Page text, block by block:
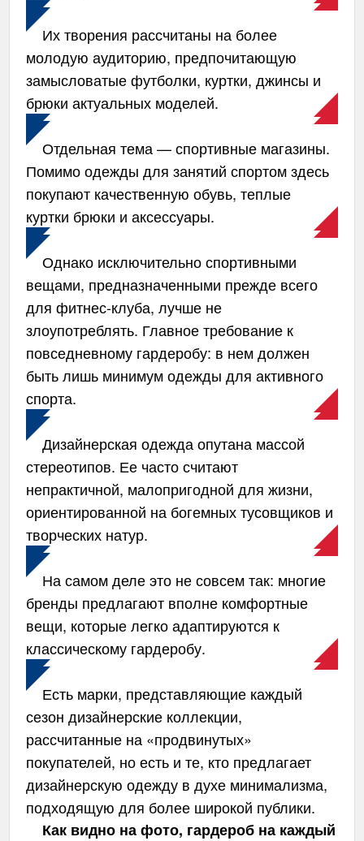
Их творения рассчитаны на более
молодую аудиторию, предпочитающую
замысловатые футболки, куртки, джинсы и
брюки актуальных моделей.
Отдельная тема — спортивные магазины.
Помимо одежды для занятий спортом здесь
покупают качественную обувь, теплые
куртки брюки и аксессуары.
Однако исключительно спортивными
вещами, предназначенными прежде всего
для фитнес-клуба, лучше не
злоупотреблять. Главное требование к
повседневному гардеробу: в нем должен
быть лишь минимум одежды для активного
спорта.
Дизайнерская одежда опутана массой
стереотипов. Ее часто считают
непрактичной, малопригодной для жизни,
ориентированной на богемных тусовщиков и
творческих натур.
На самом деле это не совсем так: многие
бренды предлагают вполне комфортные
вещи, которые легко адаптируются к
классическому гардеробу.
Есть марки, представляющие каждый
сезон дизайнерские коллекции,
рассчитанные на «продвинутых»
покупателей, но есть и те, кто предлагает
дизайнерскую одежду в духе минимализма,
подходящую для более широкой публики.
Как видно на фото, гардероб на каждый